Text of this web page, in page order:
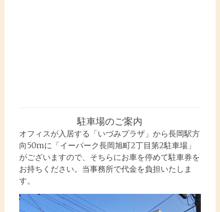
駐車場のご案内
オフィスが入居する「いづみプラザ」から長岡駅方
向50mに「イーパーク長岡旭町2丁目第2駐車場」
がございますので、そちらにお車を停めて駐車券を
お持ちください。当事務所で代金を負担いたしま
す。